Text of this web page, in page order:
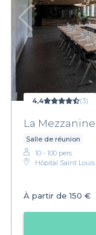
4,4 (3)
La Mezzanine
Salle de réunion
10 - 100 pers.
Hôpital Saint Louis
À partir de150 €